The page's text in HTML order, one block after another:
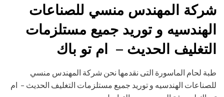
شركة المهندس منسي للصناعات
الهندسيه و توريد جميع مستلزمات
التغليف الحديث – ام تو باك
طبة لحام الماسورة التى نقدمها نحن شركة المهندس منسي
للصناعات الهندسيه و توريد جميع مستلزمات التغليف الحديث – ام